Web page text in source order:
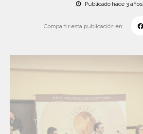
Publicado hace 3 años
Compartir esta publicación en: